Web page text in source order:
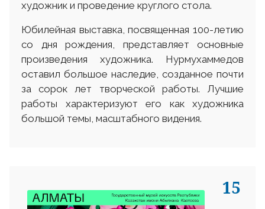
художник и проведение круглого стола.
Юбилейная выставка, посвященная 100-летию
со дня рождения, представляет основные
произведения художника. Нурмухаммедов
оставил большое наследие, созданное почти
за сорок лет творческой работы. Лучшие
работы характеризуют его как художника
большой темы, масштабного видения.
15